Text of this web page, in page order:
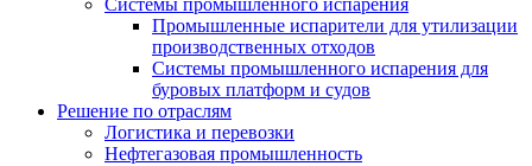
Системы промышленного испарения
Промышленные испарители для утилизации
производственных отходов
Системы промышленного испарения для
буровых платформ и судов
Решение по отраслям
Логистика и перевозки
Нефтегазовая промышленность